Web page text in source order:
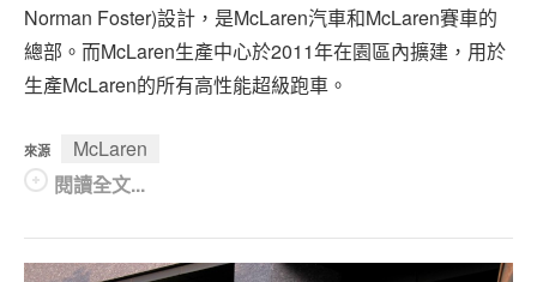
Norman Foster)設計，是McLaren汽車和McLaren賽車的
總部。而McLaren生產中心於2011年在園區內擴建，用於
生產McLaren的所有高性能超級跑車。
來源
McLaren
閱讀全文...